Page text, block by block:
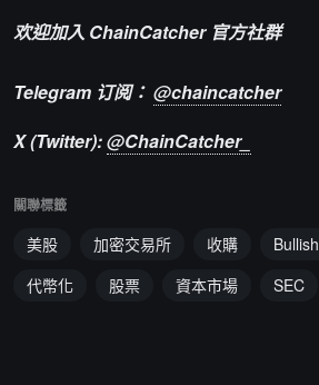
欢迎加入 ChainCatcher 官方社群
Telegram 订阅： @chaincatcher
X (Twitter):@ChainCatcher_
關聯標籤
美股 加密交易所 收購 Bullish
代幣化
股票 資本市場 SEC